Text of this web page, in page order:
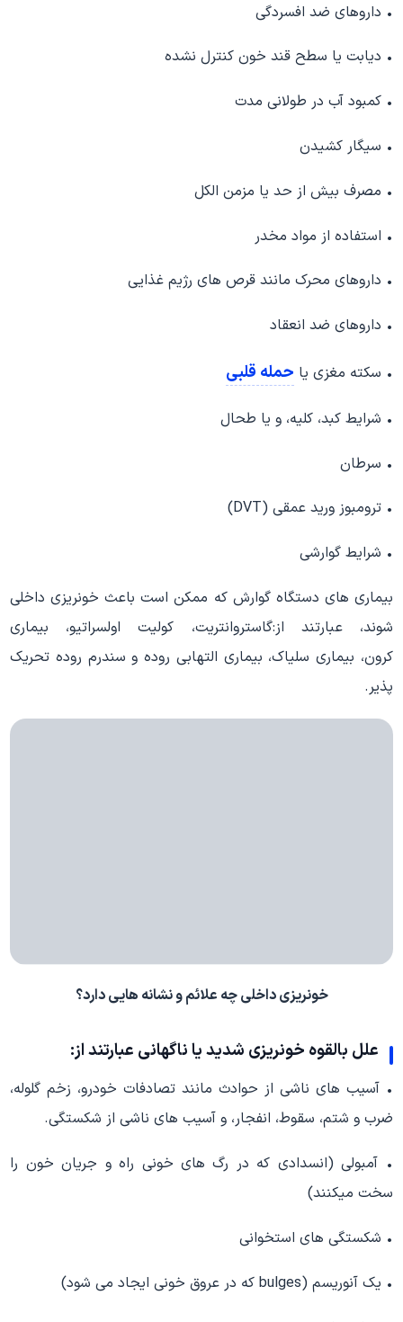
• داروهای ضد افسردگی
• دیابت یا سطح قند خون کنترل نشده
• کمبود آب در طولانی مدت
• سیگار کشیدن
• مصرف بیش از حد یا مزمن الکل
• استفاده از مواد مخدر
• داروهای محرک مانند قرص های رژیم غذایی
• داروهای ضد انعقاد
• سکته مغزی یا حمله قلبی
• شرایط کبد، کلیه، و یا طحال
• سرطان
• ترومبوز ورید عمقی (DVT)
• شرایط گوارشی
بیماری های دستگاه گوارش که ممکن است باعث خونریزی داخلی
شوند، عبارتند از:گاستروانتریت، کولیت اولسراتیو، بیماری
کرون، بیماری سلیاک، بیماری التهابی روده و سندرم روده تحریک
پذیر.
خونریزی داخلی چه علائم و نشانه هایی دارد؟
علل بالقوه خونریزی شدید یا ناگهانی عبارتند از:
• آسیب های ناشی از حوادث مانند تصادفات خودرو، زخم گلوله،
ضرب و شتم، سقوط، انفجار، و آسیب های ناشی از شکستگی.
• آمبولی (انسدادی که در رگ های خونی راه و جریان خون را
سخت میکنند)
• شکستگی های استخوانی
• یک آنوریسم (bulges که در عروق خونی ایجاد می شود)